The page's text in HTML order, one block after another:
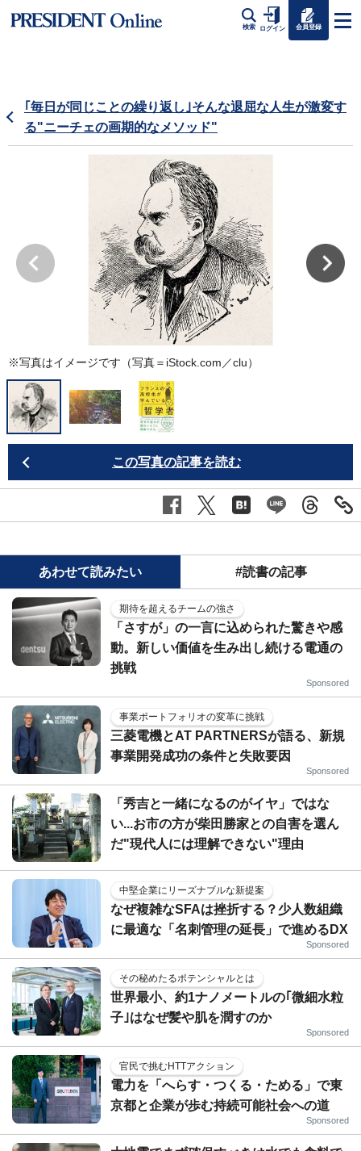
検索 ログイン 会員登録
｢毎日が同じことの繰り返し｣そんな退屈な人生が激変す
る"ニーチェの画期的なメソッド"
※写真はイメージです（写真＝iStock.com／clu）
この写真の記事を読む
あわせて読みたい #読書の記事
期待を超えるチームの強さ
「さすが」の一言に込められた驚きや感
動。新しい価値を生み出し続ける電通の
挑戦
Sponsored
事業ポートフォリオの変革に挑戦
三菱電機とAT PARTNERSが語る、新規
事業開発成功の条件と失敗要因
Sponsored
「秀吉と一緒になるのがイヤ」ではな
い...お市の方が柴田勝家との自害を選ん
だ"現代人には理解できない"理由
中堅企業にリーズナブルな新提案
なぜ複雑なSFAは挫折する？少人数組織
に最適な「名刺管理の延長」で進めるDX
Sponsored
その秘めたるポテンシャルとは
世界最小、約1ナノメートルの｢微細水粒
子｣はなぜ髪や肌を潤すのか
Sponsored
官民で挑むHTTアクション
電力を「へらす・つくる・ためる」で東
京都と企業が歩む持続可能社会への道
Sponsored